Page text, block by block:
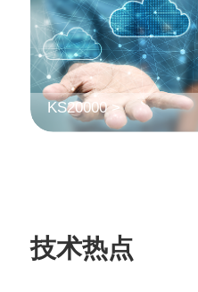
KS20000 >
技术热点